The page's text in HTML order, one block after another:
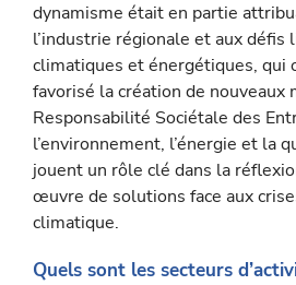
dynamisme était en partie
l’industrie régionale et aux défis
climatiques et énergétiques,
favorisé la création de nou­veaux
Responsabilité Sociétale des
l’environnement, l’énergie et la
jouent un rôle clé dans la
œuvre de solutions face aux
climatique.
Quels sont les secteurs